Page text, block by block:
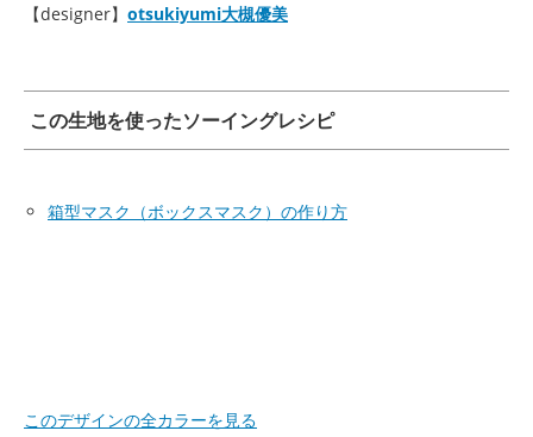
【designer】 otsukiyumi大槻優美
この生地を使ったソーイングレシピ
箱型マスク（ボックスマスク）の作り方
このデザインの全カラーを見る